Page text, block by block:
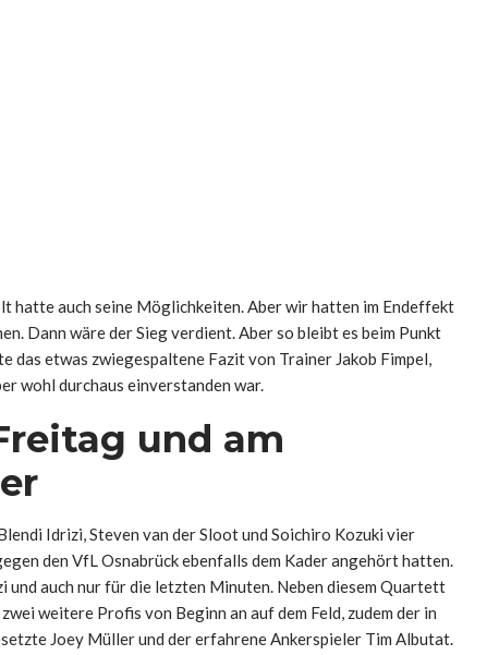
hatte auch seine Möglichkeiten. Aber wir hatten im Endeffekt
Dann wäre der Sieg verdient. Aber so bleibt es beim Punkt
das etwas zwiegespaltene Fazit von Trainer Jakob Fimpel,
wohl durchaus einverstanden war.
und am
Idrizi, Steven van der Sloot und Soichiro Kozuki vier
den VfL Osnabrück ebenfalls dem Kader angehört hatten.
und auch nur für die letzten Minuten. Neben diesem Quartett
weitere Profis von Beginn an auf dem Feld, zudem der in
Joey Müller und der erfahrene Ankerspieler Tim Albutat.